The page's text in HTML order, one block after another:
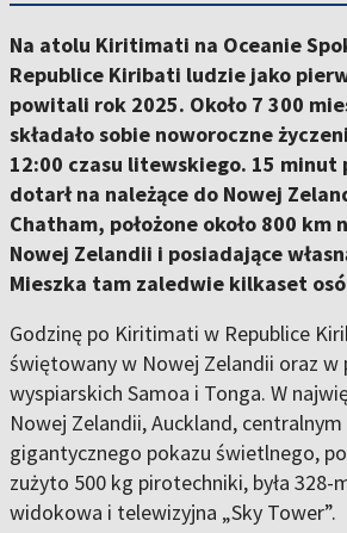
Na atolu Kiritimati na Oceanie
Republice Kiribati ludzie jako
powitali rok 2025. Około 7 300
składało sobie noworoczne
12:00 czasu litewskiego. 15 minut
dotarł na należące do Nowej
Chatham, położone około 800 km
Nowej Zelandii i posiadające
Mieszka tam zaledwie kilkaset
Godzinę po Kiritimati w Republice
świętowany w Nowej Zelandii oraz w
wyspiarskich Samoa i Tonga. W
Nowej Zelandii, Auckland,
gigantycznego pokazu świetlnego,
zużyto 500 kg pirotechniki, była 328-
widokowa i telewizyjna „Sky Tower”.